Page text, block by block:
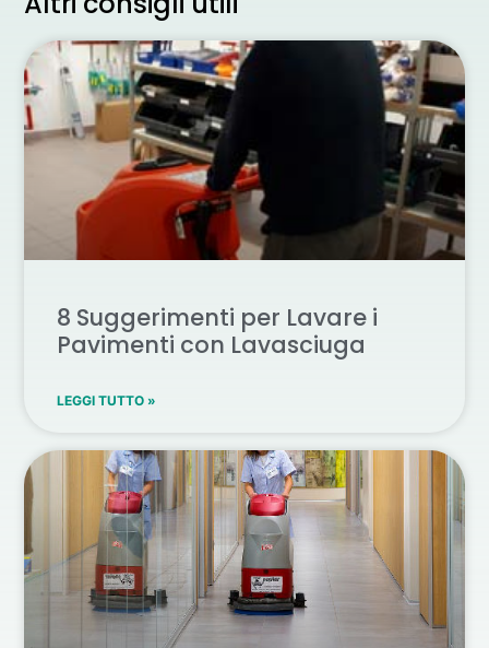
8 Suggerimenti per Lavare i
Pavimenti con Lavasciuga
LEGGI TUTTO »